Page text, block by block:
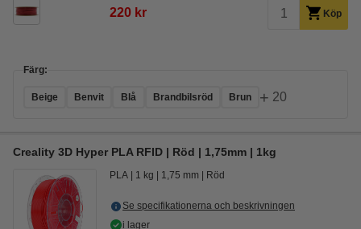
220 kr Köp
Färg:
Beige Benvit Blå Brandbilsröd Brun + 20
Creality 3D Hyper PLA RFID | Röd | 1,75mm | 1kg
PLA 1 kg 1,75 mm Röd
Se specifikationerna och beskrivningen
i lager